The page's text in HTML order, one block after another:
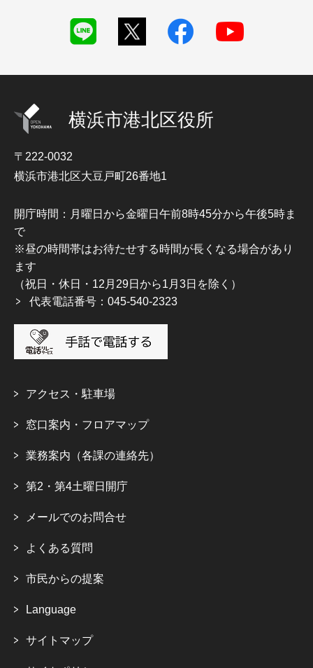
横浜市港北区役所
〒222-0032
横浜市港北区大豆戸町26番地1
開庁時間：月曜日から金曜日午前8時45分から午後5時ま
で
※昼の時間帯はお待たせする時間が長くなる場合があり
ます
（祝日・休日・12月29日から1月3日を除く）
代表電話番号：045-540-2323
アクセス・駐車場
窓口案内・フロアマップ
業務案内（各課の連絡先）
第2・第4土曜日開庁
メールでのお問合せ
よくある質問
市民からの提案
Language
サイトマップ